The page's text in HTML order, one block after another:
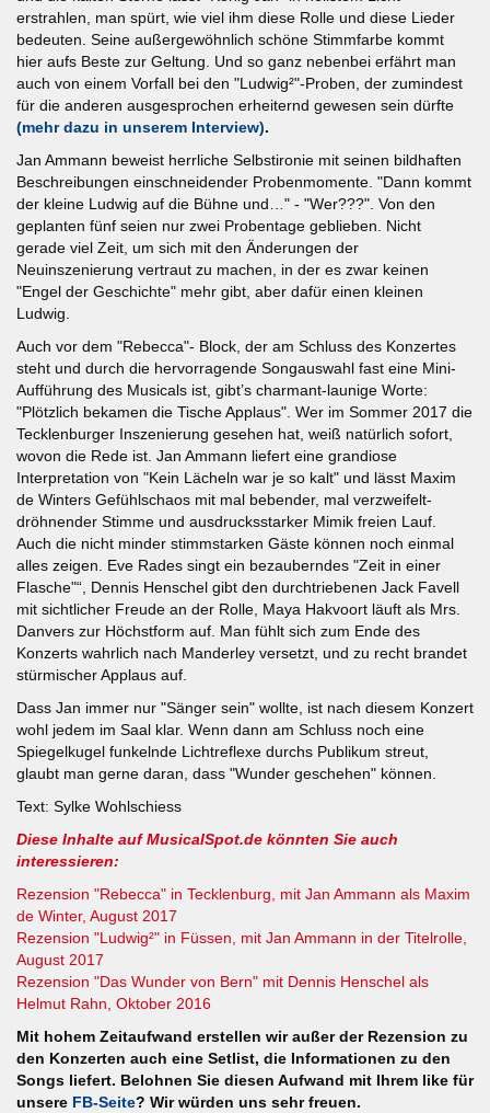
erstrahlen, man spürt, wie viel ihm diese Rolle und diese Lieder
bedeuten. Seine außergewöhnlich schöne Stimmfarbe kommt
hier aufs Beste zur Geltung. Und so ganz nebenbei erfährt man
auch von einem Vorfall bei den "Ludwig²"-Proben, der zumindest
für die anderen ausgesprochen erheiternd gewesen sein dürfte
(mehr dazu in unserem Interview).
Jan Ammann beweist herrliche Selbstironie mit seinen bildhaften
Beschreibungen einschneidender Probenmomente. "Dann kommt
der kleine Ludwig auf die Bühne und…" - "Wer???". Von den
geplanten fünf seien nur zwei Probentage geblieben. Nicht
gerade viel Zeit, um sich mit den Änderungen der
Neuinszenierung vertraut zu machen, in der es zwar keinen
"Engel der Geschichte" mehr gibt, aber dafür einen kleinen
Ludwig.
Auch vor dem "Rebecca"- Block, der am Schluss des Konzertes
steht und durch die hervorragende Songauswahl fast eine Mini-
Aufführung des Musicals ist, gibt’s charmant-launige Worte:
"Plötzlich bekamen die Tische Applaus". Wer im Sommer 2017 die
Tecklenburger Inszenierung gesehen hat, weiß natürlich sofort,
wovon die Rede ist. Jan Ammann liefert eine grandiose
Interpretation von "Kein Lächeln war je so kalt" und lässt Maxim
de Winters Gefühlschaos mit mal bebender, mal verzweifelt-
dröhnender Stimme und ausdrucksstarker Mimik freien Lauf.
Auch die nicht minder stimmstarken Gäste können noch einmal
alles zeigen. Eve Rades singt ein bezauberndes "Zeit in einer
Flasche"“, Dennis Henschel gibt den durchtriebenen Jack Favell
mit sichtlicher Freude an der Rolle, Maya Hakvoort läuft als Mrs.
Danvers zur Höchstform auf. Man fühlt sich zum Ende des
Konzerts wahrlich nach Manderley versetzt, und zu recht brandet
stürmischer Applaus auf.
Dass Jan immer nur "Sänger sein" wollte, ist nach diesem Konzert
wohl jedem im Saal klar. Wenn dann am Schluss noch eine
Spiegelkugel funkelnde Lichtreflexe durchs Publikum streut,
glaubt man gerne daran, dass "Wunder geschehen" können.
Text: Sylke Wohlschiess
Diese Inhalte auf MusicalSpot.de könnten Sie auch
interessieren:
Rezension "Rebecca" in Tecklenburg, mit Jan Ammann als Maxim
de Winter, August 2017
Rezension "Ludwig²" in Füssen, mit Jan Ammann in der Titelrolle,
August 2017
Rezension "Das Wunder von Bern" mit Dennis Henschel als
Helmut Rahn, Oktober 2016
Mit hohem Zeitaufwand erstellen wir außer der Rezension zu
den Konzerten auch eine Setlist, die Informationen zu den
Songs liefert. Belohnen Sie diesen Aufwand mit Ihrem like für
unsere FB-Seite? Wir würden uns sehr freuen.